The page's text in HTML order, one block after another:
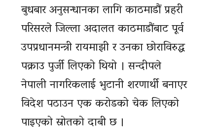
बुधबार अनुसन्धानका लागि काठमाडौं प्रहरी
परिसरले जिल्ला अदालत काठमाडौंबाट पूर्व
उपप्रधानमन्त्री रायमाझी र उनका छोराविरुद्ध
पक्राउ पुर्जी लिएको थियो । सन्दीपले
नेपाली नागरिकलाई भुटानी शरणार्थी बनाएर
विदेश पठाउन एक करोडको चेक लिएको
पाइएको स्रोतको दाबी छ ।